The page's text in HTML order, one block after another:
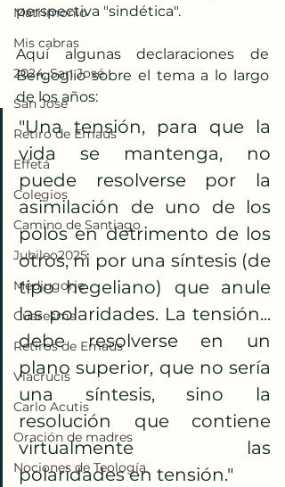
Matrimonio
Mis cabras
2024, San José
San José
Retiro de Emaús
Effetá
Colegios
Camino de Santiago
Jubileo2025
Medjugorje
Cuaresma
Retiros de Emaús
Viacrucis
Carlo Acutis
Oración de madres
Nociones de Teología
perspectiva "sindética".​
Aquí algunas declaraciones de
Bergoglio sobre el tema a lo largo
de los años:​
"Una tensión, para que la
vida se mantenga, no
puede resolverse por la
asimilación de uno de los
polos en detrimento de los
otros, ni por una síntesis (de
tipo hegeliano) que anule
las polaridades. La tensión...
debe resolverse en un
plano superior, que no sería
una síntesis, sino la
resolución que contiene
virtualmente las
polaridades en tensión."​